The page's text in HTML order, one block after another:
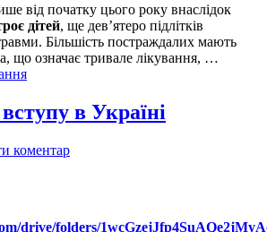
від початку цього року внаслідок
дітей, ще дев’ятеро підлітків
Більшість постраждалих мають
що означає тривале лікування, …
“Жодне
соцмережах
варте
та
в Україні
коментар
drive/folders/